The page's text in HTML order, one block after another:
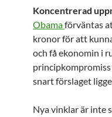
Koncentrerad
Obamaförväntas
kronor för att
och få ekonomin i
snart förslaget
Nya vinklar är inte